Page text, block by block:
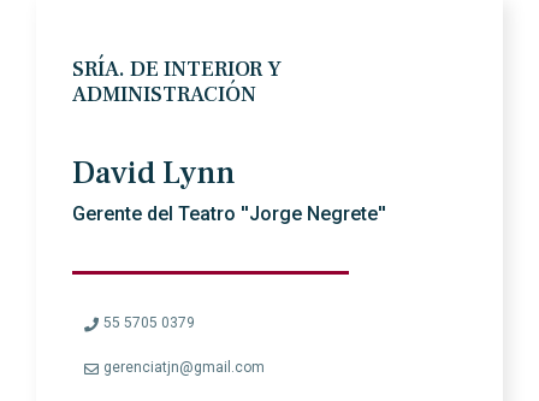
SRÍA. DE INTERIOR Y
ADMINISTRACIÓN
David Lynn
Gerente del Teatro ''Jorge Negrete''
55 5705 0379
gerenciatjn@gmail.com